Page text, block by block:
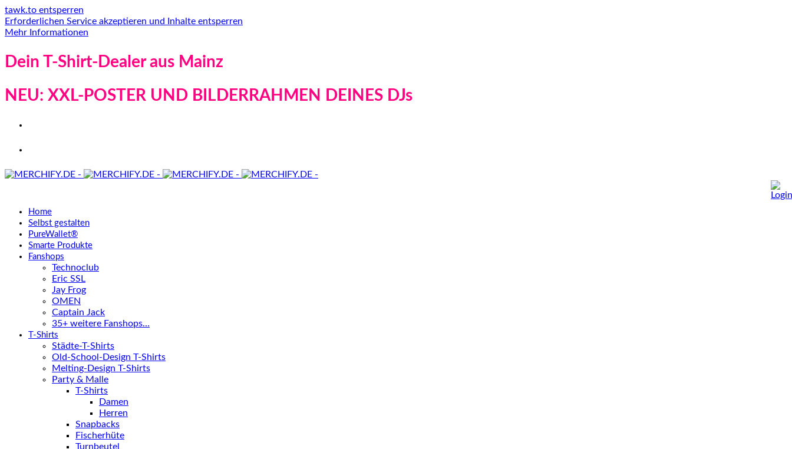
tawk.to entsperren
Erforderlichen Service akzeptieren und Inhalte entsperren
Mehr Informationen
Dein T-Shirt-Dealer aus Mainz
NEU: XXL-POSTER UND BILDERRAHMEN DEINES DJs
Home
Selbst gestalten
PureWallet®
Smarte Produkte
Fanshops
Technoclub
Eric SSL
Jay Frog
OMEN
Captain Jack
35+ weitere Fanshops…
T-Shirts
Städte-T-Shirts
Old-School-Design T-Shirts
Melting-Design T-Shirts
Party & Malle
T-Shirts
Damen
Herren
Snapbacks
Fischerhüte
Turnbeutel